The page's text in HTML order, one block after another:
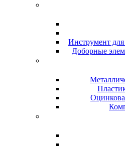
Инструмент
Доборные